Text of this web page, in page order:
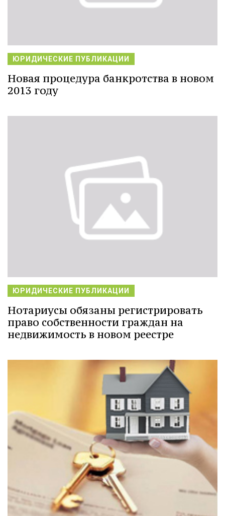
ЮРИДИЧЕСКИЕ ПУБЛИКАЦИИ
Новая процедура банкротства в новом
2013 году
ЮРИДИЧЕСКИЕ ПУБЛИКАЦИИ
Нотариусы обязаны регистрировать
право собственности граждан на
недвижимость в новом реестре